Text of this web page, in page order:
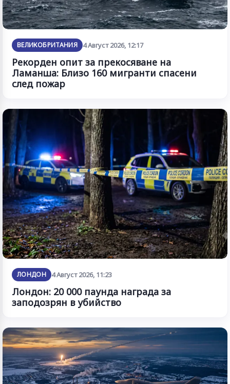
ВЕЛИКОБРИТАНИЯ 4 Август 2026, 12:17
Рекорден опит за прекосяване на
Ламанша: Близо 160 мигранти спасени
след пожар
ЛОНДОН 4 Август 2026, 11:23
Лондон: 20 000 паунда награда за
заподозрян в убийство